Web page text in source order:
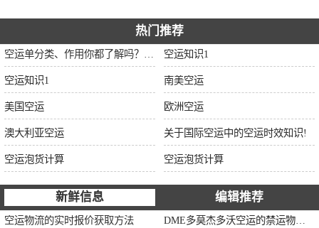
热门推荐
空运知识1
空运知识1 南美空运
美国空运 欧洲空运
澳大利亚空运 关于国际空运中的空运时效知识!
空运泡货计算 空运泡货计算
新鲜信息 编辑推荐
空运物流的实时报价获取方法
中东空运
非洲空运
南美空运